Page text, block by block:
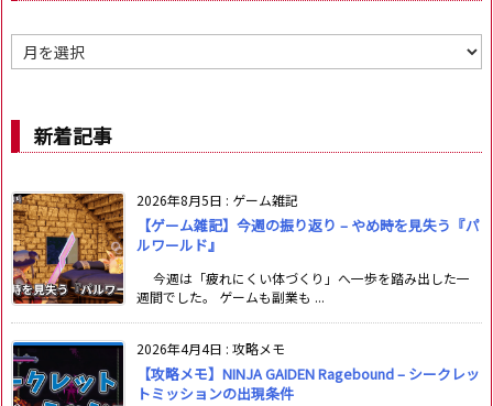
ア
ー
新着記事
2026年8月5日 : ゲーム雑記
【ゲーム雑記】今週の振り返り – やめ時を見失う『パ
ルワールド』
今週は「疲れにくい体づくり」へ一歩を踏み出した一
週間でした。 ゲームも副業も ...
2026年4月4日 : 攻略メモ
【攻略メモ】NINJA GAIDEN Ragebound – シークレッ
トミッションの出現条件